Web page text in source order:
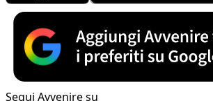
Segui Avvenire su